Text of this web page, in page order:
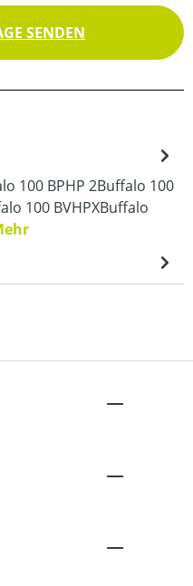
SENDEN
100 BPHP 2Buffalo 100
100 BVHPXBuffalo